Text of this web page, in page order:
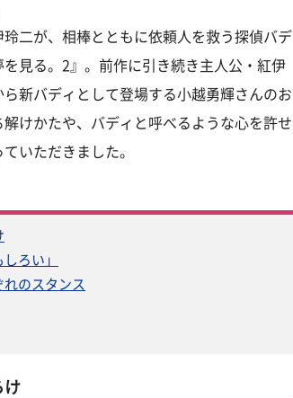
二が、相棒とともに依頼人を救う探偵バデ
見る。2』。前作に引き続き主人公・紅伊
新バディとして登場する小越勇輝さんのお
けかたや、バディと呼べるような心を許せ
いただきました。
ろい」
のスタンス
け